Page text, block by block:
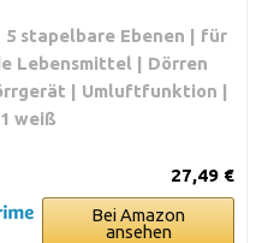
stapelbare Ebenen | für
Lebensmittel | Dörren
| Umluftfunktion |
weiß
27,49 €
Bei Amazon
ansehen